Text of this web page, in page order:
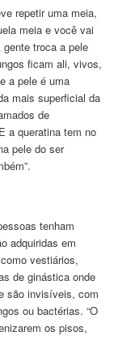
repetir uma meia,
meia e você vai
troca a pele
ficam ali, vivos,
a pele é uma
mais superficial da
de
a queratina tem no
pele do ser
tenham
adquiridas em
vestiários,
de ginástica onde
são invisíveis, com
ou bactérias. “O
os pisos,